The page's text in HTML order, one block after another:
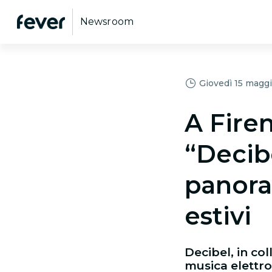
Newsroom
Giovedì 15
A
estivi
Decibel, in
musica